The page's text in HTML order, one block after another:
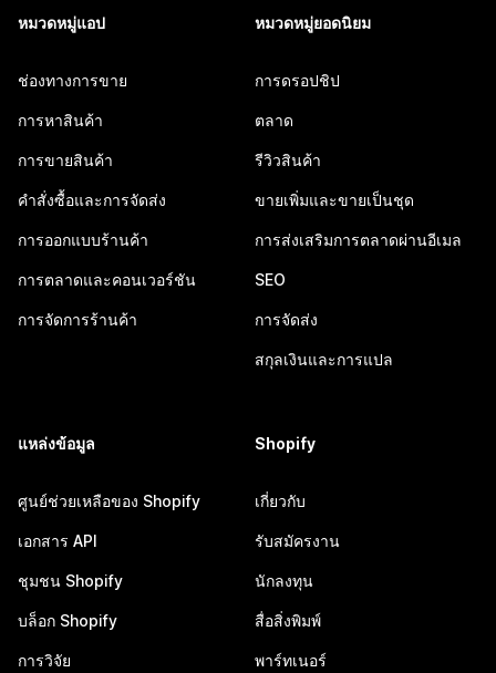
หมวดหมู่แอป
ช่องทางการขาย
การหาสินค้า
การขายสินค้า
คำสั่งซื้อและการจัดส่ง
การออกแบบร้านค้า
การตลาดและคอนเวอร์ชัน
การจัดการร้านค้า
หมวดหมู่ยอดนิยม
การดรอปชิป
ตลาด
รีวิวสินค้า
ขายเพิ่มและขายเป็นชุด
การส่งเสริมการตลาดผ่านอีเมล
SEO
การจัดส่ง
สกุลเงินและการแปล
แหล่งข้อมูล
ศูนย์ช่วยเหลือของ Shopify
เอกสาร API
ชุมชน Shopify
บล็อก Shopify
การวิจัย
Shopify
เกี่ยวกับ
รับสมัครงาน
นักลงทุน
สื่อสิ่งพิมพ์
พาร์ทเนอร์